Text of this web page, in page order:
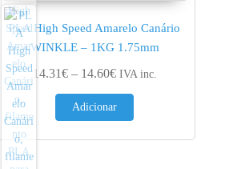
14.15€
PLA High Speed Amarelo Canário
WINKLE – 1KG 1.75mm
14.31€ – 14.60€Price range: 14.31€
IVA inc.
Adicionar